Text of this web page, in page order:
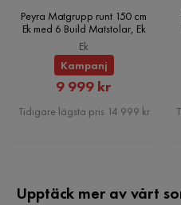
Peyra Matgrupp runt 150 cm
Ek med 6 Build Matstolar, Ek
Ek
Kampanj
Rabatterat
Pris
9 999 kr
Tidigare lägsta pris 14 999 kr
Upptäck mer av vårt